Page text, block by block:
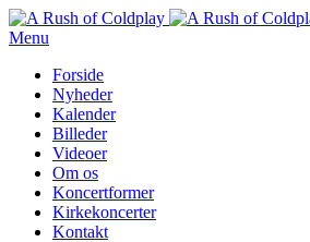
Menu
Forside
Nyheder
Kalender
Billeder
Videoer
Om os
Koncertformer
Kirkekoncerter
Kontakt